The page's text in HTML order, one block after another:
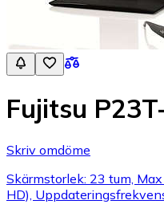
Fujitsu
Skriv omdöme
Skärmstorlek: 23 tum,
HD),